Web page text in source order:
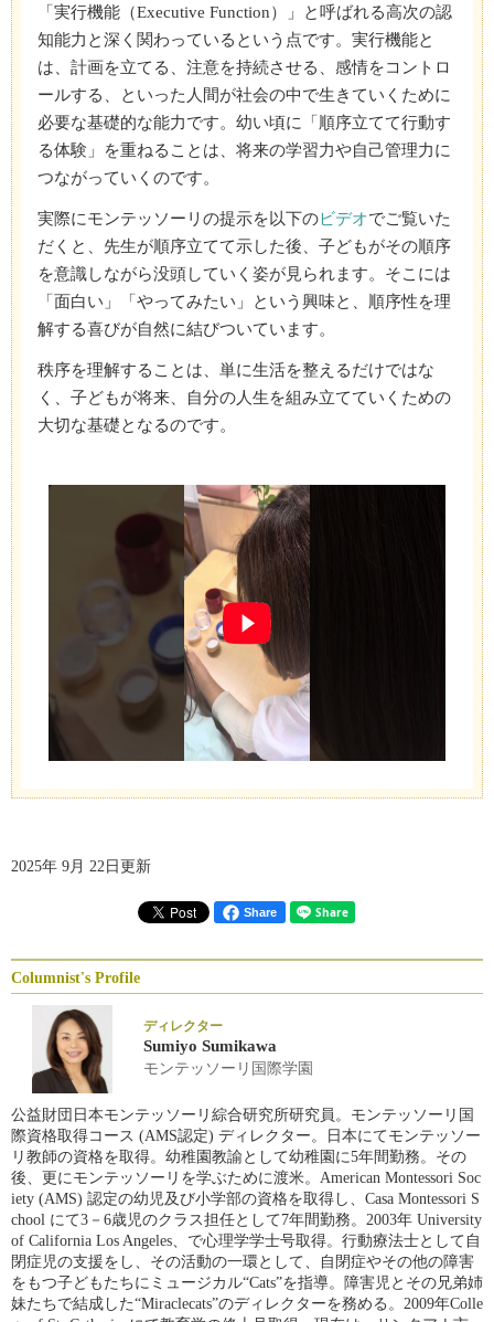
「実行機能（Executive Function）」と呼ばれる高次の認
知能力と深く関わっているという点です。実行機能と
は、計画を立てる、注意を持続させる、感情をコントロ
ールする、といった人間が社会の中で生きていくために
必要な基礎的な能力です。幼い頃に「順序立てて行動す
る体験」を重ねることは、将来の学習力や自己管理力に
つながっていくのです。
実際にモンテッソーリの提示を以下のビデオでご覧いた
だくと、先生が順序立てて示した後、子どもがその順序
を意識しながら没頭していく姿が見られます。そこには
「面白い」「やってみたい」という興味と、順序性を理
解する喜びが自然に結びついています。
秩序を理解することは、単に生活を整えるだけではな
く、子どもが将来、自分の人生を組み立てていくための
大切な基礎となるのです。
2025年 9月 22日更新
Share
Columnist's Profile
ディレクター
Sumiyo Sumikawa
モンテッソーリ国際学園
公益財団日本モンテッソーリ綜合研究所研究員。モンテッソーリ国
際資格取得コース (AMS認定) ディレクター。日本にてモンテッソー
リ教師の資格を取得。幼稚園教諭として幼稚園に5年間勤務。その
後、更にモンテッソーリを学ぶために渡米。American Montessori Soc
iety (AMS) 認定の幼児及び小学部の資格を取得し、Casa Montessori S
chool にて3－6歳児のクラス担任として7年間勤務。2003年 University
of California Los Angeles、で心理学学士号取得。行動療法士として自
閉症児の支援をし、その活動の一環として、自閉症やその他の障害
をもつ子どもたちにミュージカル“Cats”を指導。障害児とその兄弟姉
妹たちで結成した“Miraclecats”のディレクターを務める。2009年Colle